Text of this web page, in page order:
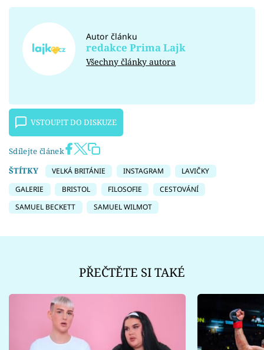
Autor článku
redakce Prima Lajk
Všechny články autora
VSTOUPIT DO DISKUZE
Sdílejte článek
ŠTÍTKY
VELKÁ BRITÁNIE INSTAGRAM
LAVIČKY
GALERIE
BRISTOL FILOSOFIE
CESTOVÁNÍ
SAMUEL BECKETT
SAMUEL WILMOT
PŘEČTĚTE SI TAKÉ